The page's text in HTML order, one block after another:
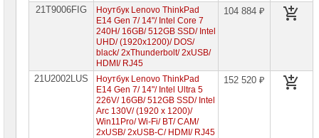
Lenovo
IdeaPad
21T9006FIG
Ноутбук Lenovo ThinkPad
E14 Gen 7/ 14"/ Intel Core 7
240H/ 16GB/ 512GB SSD/ Intel
UHD/ (1920x1200)/ DOS/
black/ 2xThunderbolt/ 2xUSB/
HDMI/ RJ45
104 884 ₽
21U2002LUS
Ноутбук Lenovo ThinkPad
E14 Gen 7/ 14"/ Intel Ultra 5
226V/ 16GB/ 512GB SSD/ Intel
Arc 130V/ (1920 x 1200)/
Win11Pro/ Wi-Fi/ BT/ CAM/
2xUSB/ 2xUSB-C/ HDMI/ RJ45
152 520 ₽